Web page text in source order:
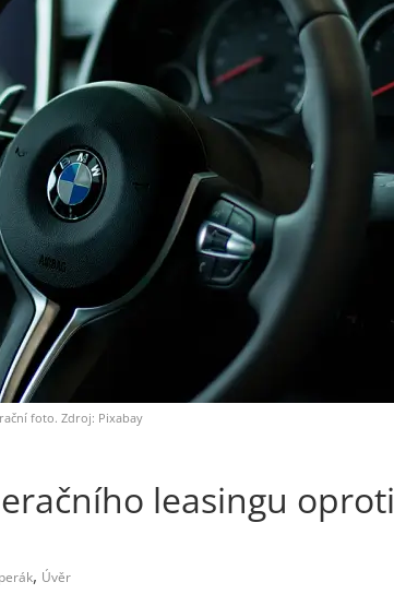
foto. Zdroj: Pixabay
leasingu oproti
, Úvěr